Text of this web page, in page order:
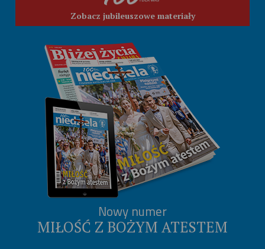
Zobacz jubileuszowe materiały
Nowy numer
MIŁOŚĆ Z BOŻYM ATESTEM